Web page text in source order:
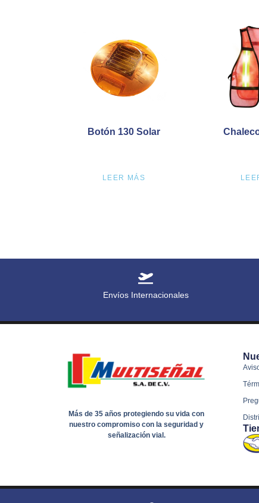
Botón 130 Solar
LEER MÁS
Envíos Internacionales
Más de 35 años protegiendo su vida con
nuestro compromiso con la seguridad y
señalización vial.